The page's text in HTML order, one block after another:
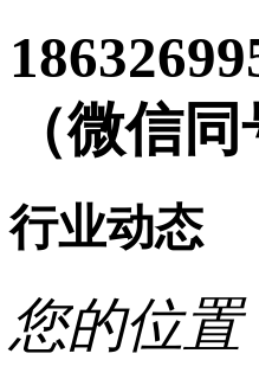
（微信同
行业动态
您的位置